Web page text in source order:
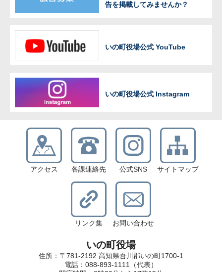
告を掲載してみませんか？
いの町役場公式 YouTube
いの町役場公式 Instagram
いの町役場
住所：〒781-2192 高知県吾川郡いの町1700-1
電話：088-893-1111（代表）
アクセス 各課連絡先 公式SNS サイトマップ
リンク集 お問い合わせ